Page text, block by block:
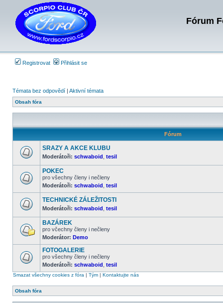
Fórum
Registrovat Přihlásit se
Témata bez odpovědí | Aktivní témata
Obsah fóra
Fórum
nové
příspěvky
SRAZY A AKCE KLUBU
Moderátoři: schwaboid tesil
Žádné
nové
příspěvky
POKEC
pro všechny členy i nečleny
Moderátoři: schwaboid tesil
nové
příspěvky
TECHNICKÉ ZÁLEŽITOSTI
Moderátoři: schwaboid tesil
Žádné
nové
příspěvky
BAZÁREK
pro včechny členy i nečleny
Moderátor: Demo
Žádné
nové
příspěvky
FOTOGALERIE
pro všechny členy i nečleny
Moderátoři: schwaboid tesil
Smazat všechny cookies z fóra | Tým | Kontaktujte nás
Obsah fóra